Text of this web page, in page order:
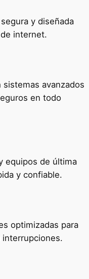
y diseñada
internet.
avanzados
en todo
equipos de última
y confiable.
optimizadas para